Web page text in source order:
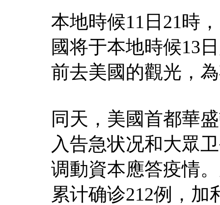
本地時候11日21時
國将于本地時候13
前去美國的觀光，
同天，美國首都華
入告急状况和大眾
调動資本應答疫情
累计确诊212例，